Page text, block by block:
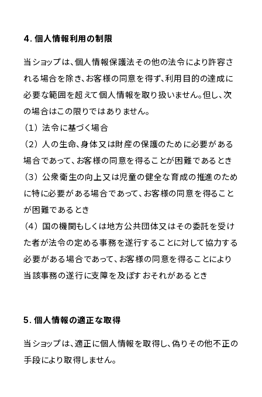
4. 個人情報利用の制限
当ショップは、個人情報保護法その他の法令により許容さ
れる場合を除き、お客様の同意を得ず、利用目的の達成に
必要な範囲を超えて個人情報を取り扱いません。但し、次
の場合はこの限りではありません。
（１） 法令に基づく場合
（２） 人の生命、身体又は財産の保護のために必要がある
場合であって、お客様の同意を得ることが困難であるとき
（３） 公衆衛生の向上又は児童の健全な育成の推進のため
に特に必要がある場合であって、お客様の同意を得ること
が困難であるとき
（４） 国の機関もしくは地方公共団体又はその委託を受け
た者が法令の定める事務を遂行することに対して協力する
必要がある場合であって、お客様の同意を得ることにより
当該事務の遂行に支障を及ぼすおそれがあるとき
5. 個人情報の適正な取得
当ショップは、適正に個人情報を取得し、偽りその他不正の
手段により取得しません。